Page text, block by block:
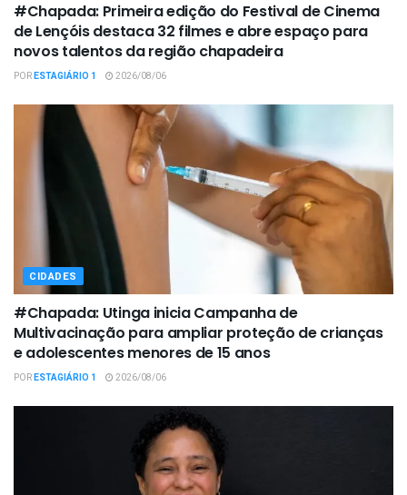
#Chapada: Primeira edição do Festival de Cinema
de Lençóis destaca 32 filmes e abre espaço para
novos talentos da região chapadeira
PORESTAGIÁRIO 1 2026/08/06
CIDADES
#Chapada: Utinga inicia Campanha de
Multivacinação para ampliar proteção de crianças
e adolescentes menores de 15 anos
PORESTAGIÁRIO 1 2026/08/06